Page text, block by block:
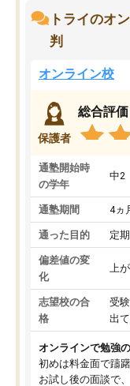
トライのオ
判
オンライン校
保護者
総合評価
通塾開始時
の学年
中2
通塾期間 4ヵ
通った目的 定
偏差値の変
化
上
志望校の合
格
受
出
オンラインで勉強
初めは料金面で躊
お試し後の面談で